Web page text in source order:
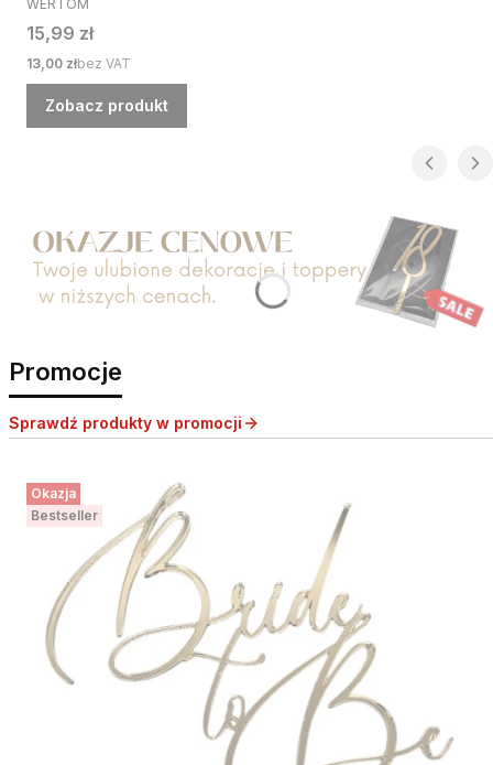
WERTOM
Cena
15,99 zł
Cena
13,00 złbez VAT
Zobacz produkt
Promocje
Sprawdź produkty w promocji
Okazja
Bestseller